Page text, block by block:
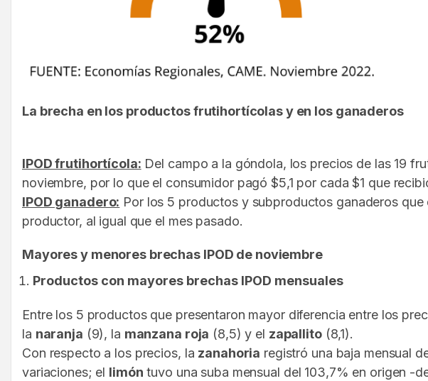
La brecha en los productos frutihortícolas y en los ganaderos
IPOD frutihortícola: Del campo a la góndola, los precios de las 19
noviembre, por lo que el consumidor pagó $5,1 por cada $1 que
IPOD ganadero: Por los 5 productos y subproductos ganaderos
productor, al igual que el mes pasado.
Mayores y menores brechas IPOD de noviembre
Productos con mayores brechas IPOD mensuales
Entre los 5 productos que presentaron mayor diferencia entre los
la naranja (9), la manzana roja (8,5) y el zapallito(8,1).
Con respecto a los precios, la zanahoria registró una baja mensual
variaciones; el limón tuvo una suba mensual del 103,7% en origen -